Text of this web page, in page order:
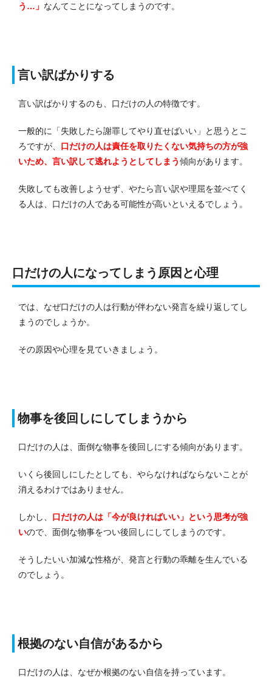
う…」 なんてことになってしまうのです。
言い訳ばかりする
言い訳ばかりするのも、口だけの人の特徴です。
一般的に「失敗したら謝罪してやり直せばいい」と思うとこ
ろですが、 口だけの人は責任を取りたくない気持ちの方が強
いため、言い訳して逃れようとしてしまう傾向があります。
失敗しても改善しようせず、やたら言い訳や理屈を並べてく
る人は、口だけの人である可能性が高いといえるでしょう。
口だけの人になってしまう原因と心理
では、なぜ口だけの人は行動が伴わない発言を繰り返してし
まうのでしょうか。
その原因や心理を見ていきましょう。
物事を後回しにしてしまうから
口だけの人は、面倒な物事を後回しにする傾向があります。
いくら後回しにしたとしても、やらなければならないことが
消えるわけではありません。
しかし、 口だけの人は「今が良ければいい」という思考が強
いので、面倒な物事をつい後回しにしてしまうのです。
そうしたいい加減な性格が、発言と行動の乖離を生んでいる
のでしょう。
根拠のない自信があるから
口だけの人は、なぜか根拠のない自信を持っています。